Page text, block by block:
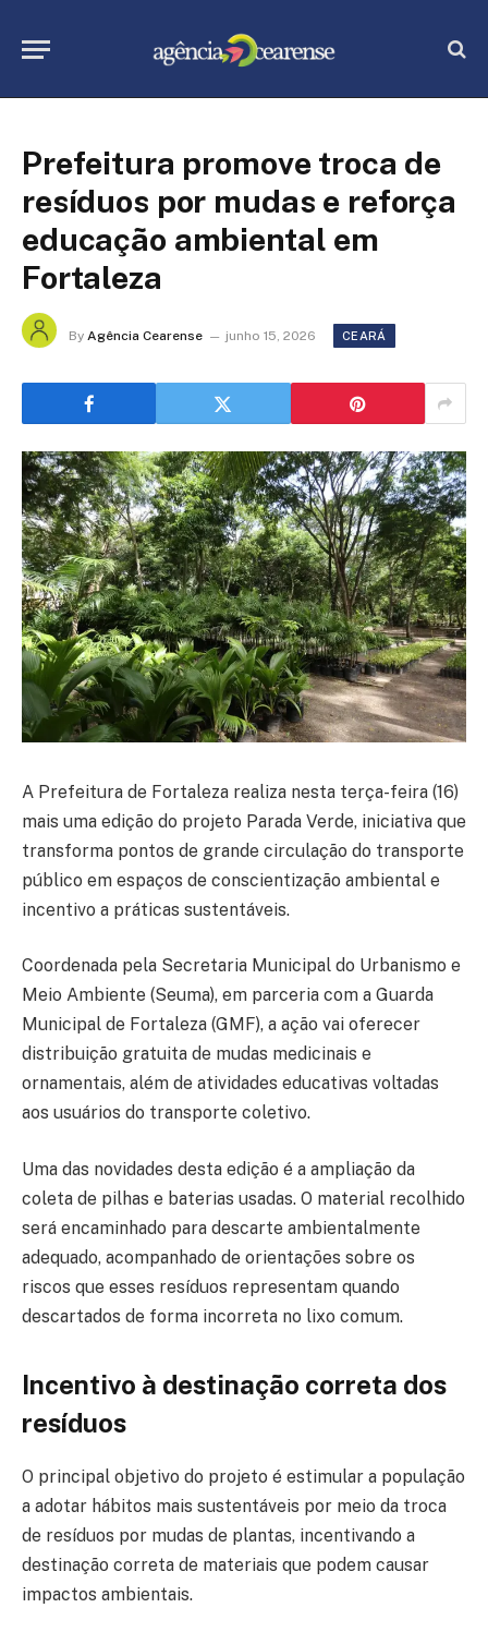
Prefeitura promove troca de
resíduos por mudas e reforça
educação ambiental em
Fortaleza
By Agência Cearense junho 15, 2026 CEARÁ
A Prefeitura de Fortaleza realiza nesta terça-feira (16)
mais uma edição do projeto Parada Verde, iniciativa que
transforma pontos de grande circulação do transporte
público em espaços de conscientização ambiental e
incentivo a práticas sustentáveis.
Coordenada pela Secretaria Municipal do Urbanismo e
Meio Ambiente (Seuma), em parceria com a Guarda
Municipal de Fortaleza (GMF), a ação vai oferecer
distribuição gratuita de mudas medicinais e
ornamentais, além de atividades educativas voltadas
aos usuários do transporte coletivo.
Uma das novidades desta edição é a ampliação da
coleta de pilhas e baterias usadas. O material recolhido
será encaminhado para descarte ambientalmente
adequado, acompanhado de orientações sobre os
riscos que esses resíduos representam quando
descartados de forma incorreta no lixo comum.
Incentivo à destinação correta dos
resíduos
O principal objetivo do projeto é estimular a população
a adotar hábitos mais sustentáveis por meio da troca
de resíduos por mudas de plantas, incentivando a
destinação correta de materiais que podem causar
impactos ambientais.